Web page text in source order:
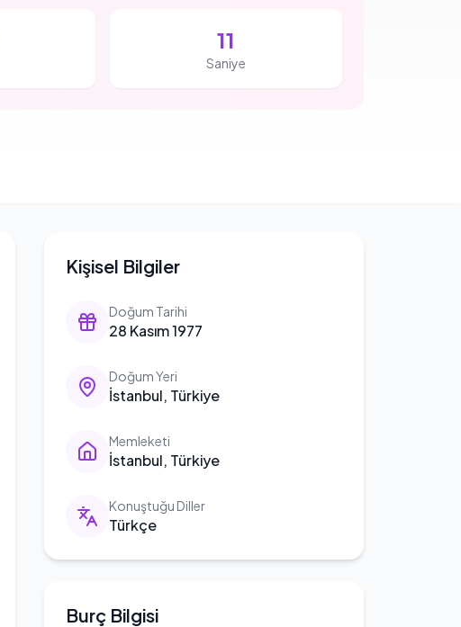
10
Saniye
Kişisel Bilgiler
Doğum Tarihi
28 Kasım 1977
Doğum Yeri
İstanbul, Türkiye
Memleketi
İstanbul, Türkiye
Konuştuğu Diller
Türkçe
Burç Bilgisi